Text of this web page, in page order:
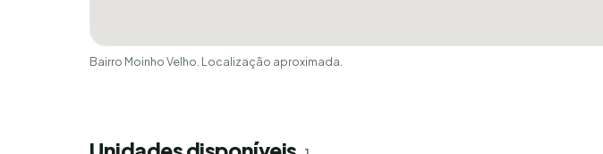
Bairro Moinho Velho. Localização aproximada.